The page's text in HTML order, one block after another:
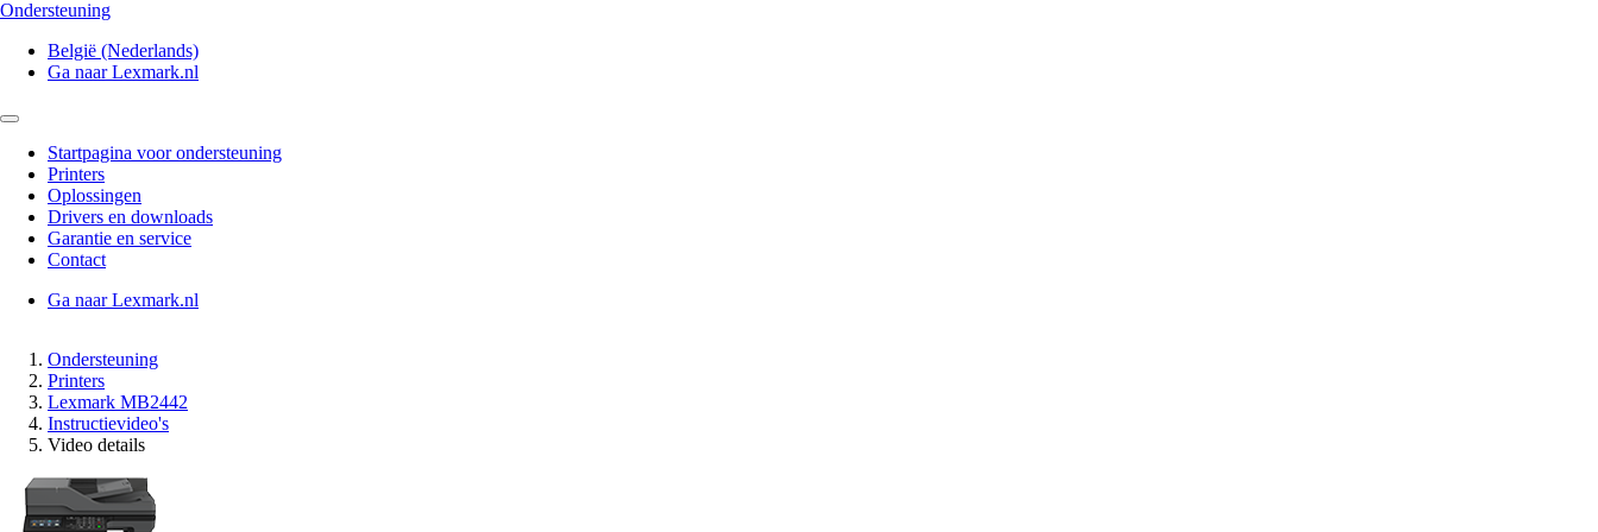
Ondersteuning
België (Nederlands)
Ga naar Lexmark.nl
Startpagina voor ondersteuning
Printers
Oplossingen
Drivers en downloads
Garantie en service
Contact
Ga naar Lexmark.nl
Ondersteuning
Printers
Lexmark MB2442
Instructievideo's
Video details